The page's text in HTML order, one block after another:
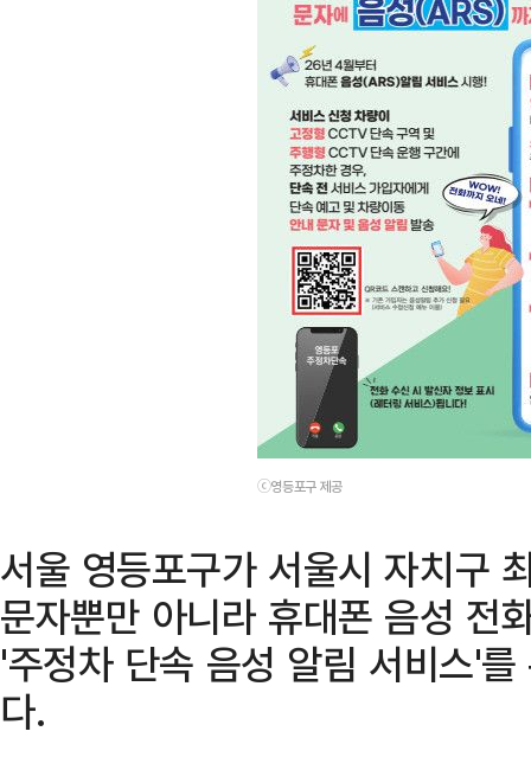
ⓒ영등포구 제공
서울 영등포구가 서울시 자치구
문자뿐만 아니라 휴대폰 음성 전
'주정차 단속 음성 알림 서비스'
다.